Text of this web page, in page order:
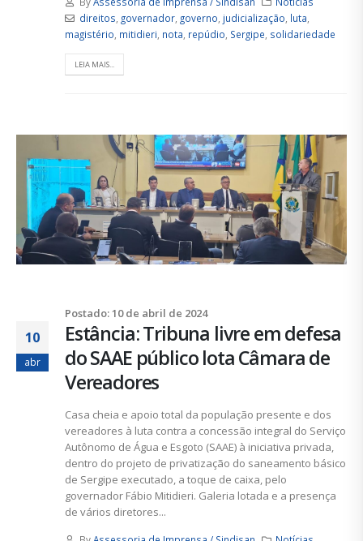
direitos governador, governo judicialização luta
magistério mitidieri nota repúdio Sergipe solidariedade
LEIA MAIS...
Postado: 10 de abril de 2024
10
abr
Estância: Tribuna livre em defesa
do SAAE público lota Câmara de
Vereadores
Casa cheia e apoio total da população presente e dos
vereadores à luta contra a concessão integral do Serviço
Autônomo de Água e Esgoto (SAAE) à iniciativa privada,
dentro do projeto de privatização do saneamento básico
de Sergipe executado, a toque de caixa, pelo
governador Fábio Mitidieri. Galeria lotada e a presença
de vários diretores...